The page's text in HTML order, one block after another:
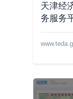
天津经
务服务